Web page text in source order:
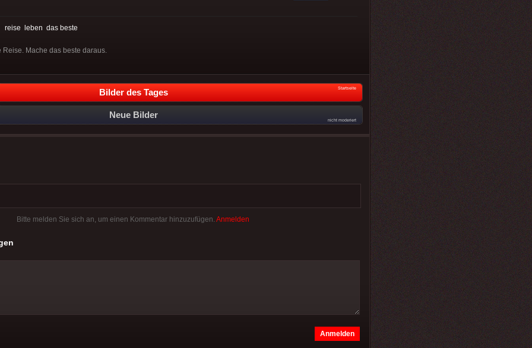
reise leben das beste
Mache das beste daraus.
Bilder des Tages Startseite
Neue Bilder
nicht moderiert
Bitte melden Sie sich an, um einen Kommentar hinzuzufügen. Anmelden